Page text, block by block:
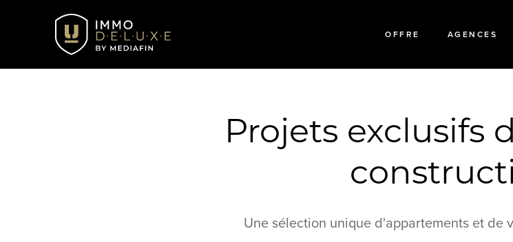
OFFRE AGENCES
Projets exclusifs
Une sélection unique d'appartements et de